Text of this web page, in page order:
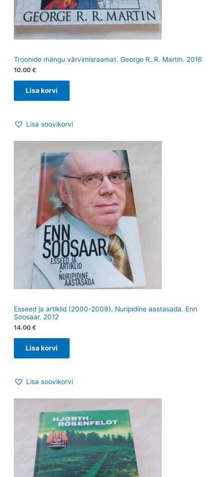
Troonide mängu värvimisraamat. George R. R. Martin. 2016
10.00 €
Lisa korvi
Lisa soovikorvi
Esseed ja artiklid (2000-2009). Nuripidine aastasada. Enn
Soosaar. 2012
14.00 €
Lisa korvi
Lisa soovikorvi